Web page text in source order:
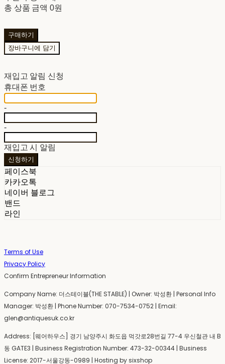
총 상품 금액 0원
구매하기
장바구니에 담기
재입고 알림 신청
휴대폰 번호
-
-
재입고 시 알림
신청하기
페이스북
카카오톡
네이버 블로그
밴드
라인
Terms of Use
Privacy Policy
Confirm Entrepreneur Information
Company Name: 더스테이블(THE STABLE) | Owner: 박성환 | Personal Info
Manager: 박성환 | Phone Number: 070-7534-0752 | Email:
glen@antiquesuk.co.kr
Address: [웨어하우스] 경기 남양주시 화도읍 먹갓로28번길 77-4 우신철관 내 B
동 GATE3 | Business Registration Number: 473-32-00344 | Business
License: 2017-서울강동-0989 | Hosting by sixshop